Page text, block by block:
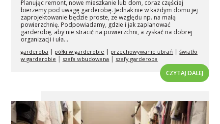
Planując remont, nowe mieszkanie lub dom, coraz częściej
bierzemy pod uwagę garderobę. Jednak nie w każdym domu jej
zaprojektowanie będzie proste, ze względu np. na małą
powierzchnię. Podpowiadamy, gdzie i jak zaplanować
garderobę, aby nie stracić na powierzchni, a zyskać na dobrej
organizacji i uła...
garderoba | półki w garderobie | przechowywanie ubrań |światło
w garderobie | szafa wbudowana | szafy garderoba
CZYTAJ DALEJ